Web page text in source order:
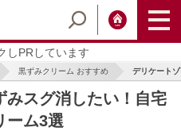
しPRしています
黒ずみクリーム おすすめ デリケート
みスグ消したい！自宅
ーム3選